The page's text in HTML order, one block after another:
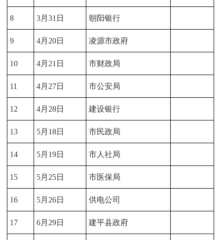
8 3月31日 朝阳银行
9 4月20日 凌源市政府
10 4月21日 市财政局
11 4月27日 市公安局
12 4月28日 建设银行
13 5月18日 市民政局
14 5月19日 市人社局
15 5月25日 市医保局
16 5月26日 供电公司
17 6月29日 建平县政府